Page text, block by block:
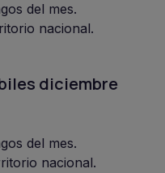
del mes.
nacional.
diciembre
del mes.
nacional.